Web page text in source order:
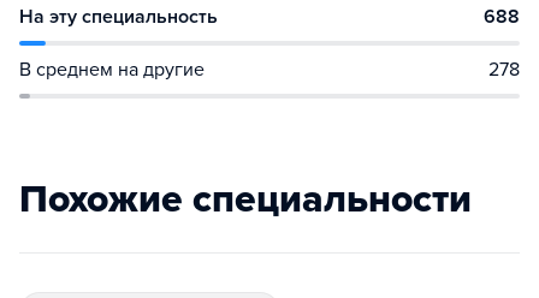
На эту специальность 688
В среднем на другие 278
Похожие специальности